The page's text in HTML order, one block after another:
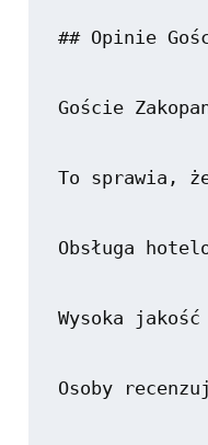
## Opinie
Goście
To sprawia,
Obsługa
Wysoka
Osoby